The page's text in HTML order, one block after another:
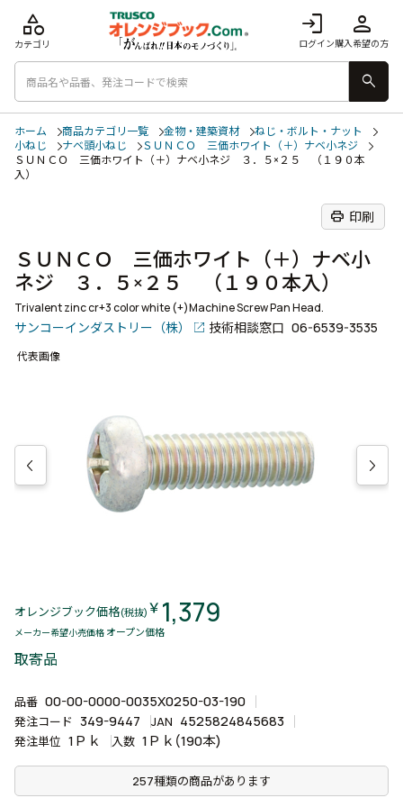
login
ログイン
person
購入希望の方
category
カテゴリ
search
ホーム 商品カテゴリ一覧 金物・建築資材
ねじ・ボルト・ナット
小ねじ
ナベ頭小ねじ
ＳＵＮＣＯ 三価ホワイト（＋）ナベ小ネジ
ＳＵＮＣＯ 三価ホワイト（＋）ナベ小ネジ ３．５×２５ （１９０本
入）
print 印刷
ＳＵＮＣＯ 三価ホワイト（＋）ナベ小
ネジ ３．５×２５ （１９０本入）
Trivalent zinc cr+3 color white (+)Machine Screw Pan Head.
サンコーインダストリー（株） 技術相談窓口 06-6539-3535
代表画像
オレンジブック価格(税抜) ￥ 1,379
メーカー希望小売価格 オープン価格
取寄品
品番 00-00-0000-0035X0250-03-190
発注コード 349-9447 JAN 4525824845683
発注単位 1Ｐｋ 入数 1Ｐｋ(190本)
257種類の商品があります